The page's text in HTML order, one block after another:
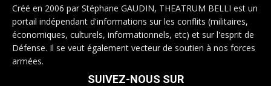
Créé en 2006 par Stéphane GAUDIN, THEATRUM BELLI est un
portail indépendant d'informations sur les conflits (militaires,
économiques, culturels, informationnels, etc) et sur l'esprit de
Défense. Il se veut également vecteur de soutien à nos forces
armées.
SUIVEZ-NOUS SUR